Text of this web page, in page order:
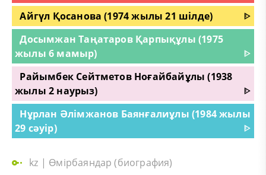
Айгүл Қосанова (1974 жылы 21 шілде)
ᐈ
Досымжан Таңатаров Қарпықұлы (1975
жылы 6 мамыр)
ᐈ
Райымбек Сейтметов Ноғайбайұлы (1938
жылы 2 наурыз)
ᐈ
Нұрлан Әлімжанов Баянғалиұлы (1984 жылы
29 сәуір)
ᐈ
kz | Өмірбаяндар (биография)